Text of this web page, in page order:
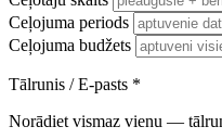
Ceļojuma periods
Ceļojuma budžets
Tālrunis / E-pasts *
Norādiet vismaz vienu —